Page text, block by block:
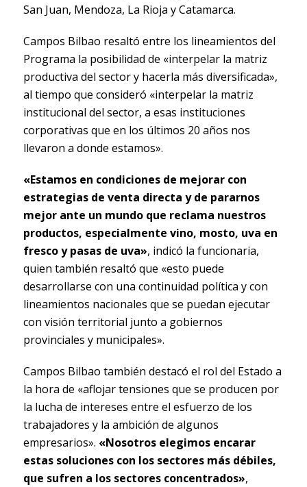
San Juan, Mendoza, La Rioja y Catamarca.
Campos Bilbao resaltó entre los lineamientos del
Programa la posibilidad de «interpelar la matriz
productiva del sector y hacerla más diversificada»,
al tiempo que consideró «interpelar la matriz
institucional del sector, a esas instituciones
corporativas que en los últimos 20 años nos
llevaron a donde estamos».
«Estamos en condiciones de mejorar con
estrategias de venta directa y de pararnos
mejor ante un mundo que reclama nuestros
productos, especialmente vino, mosto, uva en
fresco y pasas de uva», indicó la funcionaria,
quien también resaltó que «esto puede
desarrollarse con una continuidad política y con
lineamientos nacionales que se puedan ejecutar
con visión territorial junto a gobiernos
provinciales y municipales».
Campos Bilbao también destacó el rol del Estado a
la hora de «aflojar tensiones que se producen por
la lucha de intereses entre el esfuerzo de los
trabajadores y la ambición de algunos
empresarios». «Nosotros elegimos encarar
estas soluciones con los sectores más débiles,
que sufren a los sectores concentrados»,